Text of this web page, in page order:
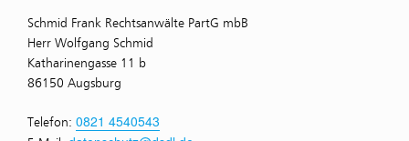
Schmid Frank Rechtsanwälte PartG mbB
Herr Wolfgang Schmid
Katharinengasse 11 b
86150 Augsburg
Telefon: 0821 4540543